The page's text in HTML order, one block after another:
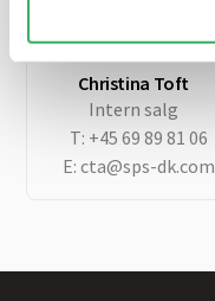
Christina Toft
Intern salg
T: +45 69 89 81 06
E: cta@sps-dk.com